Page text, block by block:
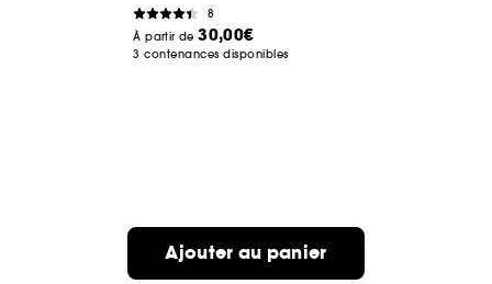
8
À partir de30,00€
3 contenances disponibles
Ajouter au panier